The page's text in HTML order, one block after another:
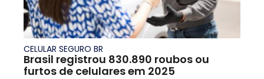
CELULAR SEGURO BR
Brasil registrou 830.890 roubos ou
furtos de celulares em 2025